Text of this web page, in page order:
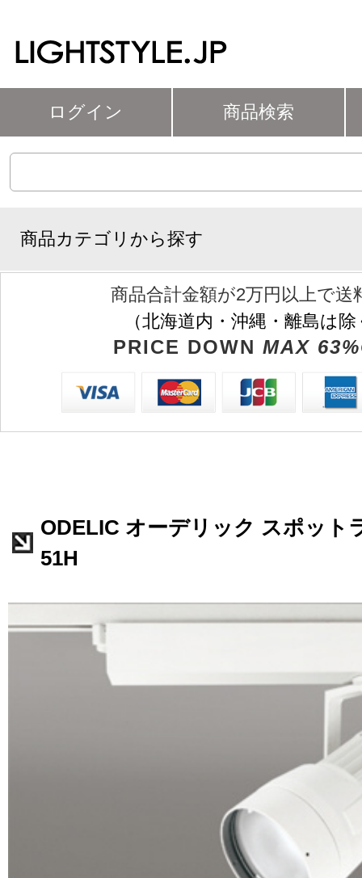
ログイン 商品検索
商品カテゴリから探す
商品合計金額が2万円以上で送
（北海道内・沖縄・離島は
PRICE DOWN MAX
ODELIC オーデリック スポット
51H